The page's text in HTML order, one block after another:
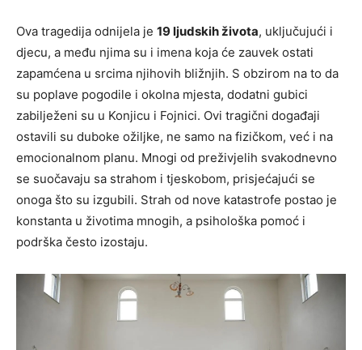
Ova tragedija odnijela je 19 ljudskih života, uključujući i
djecu, a među njima su i imena koja će zauvek ostati
zapamćena u srcima njihovih bližnjih. S obzirom na to da
su poplave pogodile i okolna mjesta, dodatni gubici
zabilježeni su u Konjicu i Fojnici. Ovi tragični događaji
ostavili su duboke ožiljke, ne samo na fizičkom, već i na
emocionalnom planu. Mnogi od preživjelih svakodnevno
se suočavaju sa strahom i tjeskobom, prisjećajući se
onoga što su izgubili. Strah od nove katastrofe postao je
konstanta u životima mnogih, a psihološka pomoć i
podrška često izostaju.